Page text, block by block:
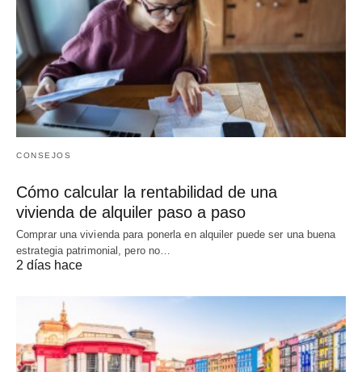
CONSEJOS
Cómo calcular la rentabilidad de una
vivienda de alquiler paso a paso
Comprar una vivienda para ponerla en alquiler puede ser una buena
estrategia patrimonial, pero no…
2 días hace